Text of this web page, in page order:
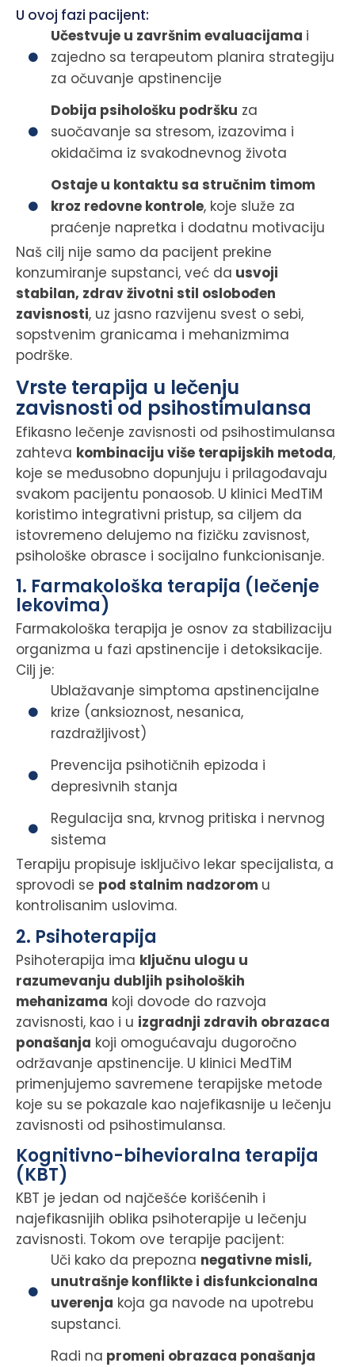
U ovoj fazi pacijent:
Učestvuje u završnim evaluacijama i
zajedno sa terapeutom planira strategiju
za očuvanje apstinencije
Dobija psihološku podršku za
suočavanje sa stresom, izazovima i
okidačima iz svakodnevnog života
Ostaje u kontaktu sa stručnim timom
kroz redovne kontrole, koje služe za
praćenje napretka i dodatnu motivaciju
Naš cilj nije samo da pacijent prekine
konzumiranje supstanci, već da usvoji
stabilan, zdrav životni stil oslobođen
zavisnosti, uz jasno razvijenu svest o sebi,
sopstvenim granicama i mehanizmima
podrške.
Vrste terapija u lečenju
zavisnosti od psihostimulansa
Efikasno lečenje zavisnosti od psihostimulansa
zahteva kombinaciju više terapijskih metoda,
koje se međusobno dopunjuju i prilagođavaju
svakom pacijentu ponaosob. U klinici MedTiM
koristimo integrativni pristup, sa ciljem da
istovremeno delujemo na fizičku zavisnost,
psihološke obrasce i socijalno funkcionisanje.
1. Farmakološka terapija (lečenje
lekovima)
Farmakološka terapija je osnov za stabilizaciju
organizma u fazi apstinencije i detoksikacije.
Cilj je:
Ublažavanje simptoma apstinencijalne
krize (anksioznost, nesanica,
razdražljivost)
Prevencija psihotičnih epizoda i
depresivnih stanja
Regulacija sna, krvnog pritiska i nervnog
sistema
Terapiju propisuje isključivo lekar specijalista, a
sprovodi se pod stalnim nadzorom u
kontrolisanim uslovima.
2. Psihoterapija
Psihoterapija ima ključnu ulogu u
razumevanju dubljih psiholoških
mehanizama koji dovode do razvoja
zavisnosti, kao i u izgradnji zdravih obrazaca
ponašanja koji omogućavaju dugoročno
održavanje apstinencije. U klinici MedTiM
primenjujemo savremene terapijske metode
koje su se pokazale kao najefikasnije u lečenju
zavisnosti od psihostimulansa.
Kognitivno-bihevioralna terapija
(KBT)
KBT je jedan od najčešće korišćenih i
najefikasnijih oblika psihoterapije u lečenju
zavisnosti. Tokom ove terapije pacijent:
Uči kako da prepozna negativne misli,
unutrašnje konflikte i disfunkcionalna
uverenja koja ga navode na upotrebu
supstanci.
Radi na promeni obrazaca ponašanja